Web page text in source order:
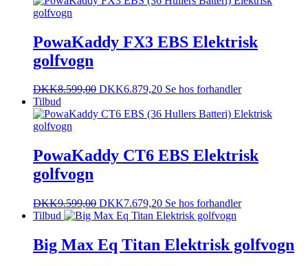
PowaKaddy FX3 EBS Elektrisk
golfvogn
DKK8.599,00 DKK6.879,20 Se hos forhandler
Tilbud
PowaKaddy CT6 EBS Elektrisk
golfvogn
DKK9.599,00 DKK7.679,20 Se hos forhandler
Tilbud
Big Max Eq Titan Elektrisk golfvogn